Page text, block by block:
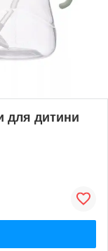
для дитини